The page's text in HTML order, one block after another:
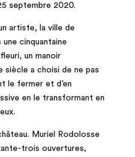
septembre 2020.
artiste, la ville de
cinquantaine
un manoir
siècle a choisi de ne pas
le fermer et d’en
en le transformant en
Muriel Rodolosse
trois ouvertures,